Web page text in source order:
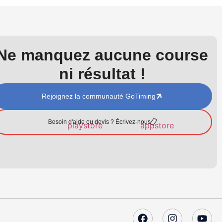
manquez aucune course
ni résultat !
Rejoignez la communauté GoTiming
Besoin d'aide ou devis ? Écrivez-nous